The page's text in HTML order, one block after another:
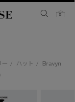
Canada Goose
0
ー / ハット /
Bravyn